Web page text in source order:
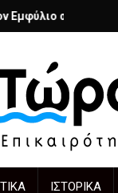
στην Καστοριά
το ίδιο έργο,
51: Η εικόνα μετά
ΙΣΤΟΡΙΚΆ